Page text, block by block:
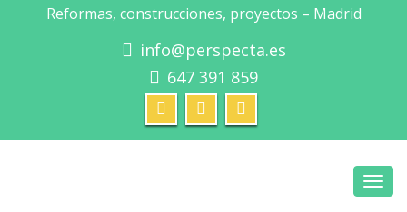
Reformas, construcciones, proyectos – Madrid
info@perspecta.es
647 391 859